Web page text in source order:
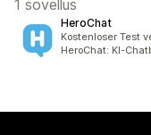
1 sovellus
HeroChat
Kostenloser Test
HeroChat: KI-